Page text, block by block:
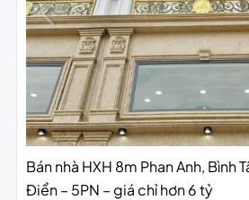
Bán nhà HXH 8m Phan Anh, Bình
Điển – 5PN – giá chỉ hơn 6 tỷ